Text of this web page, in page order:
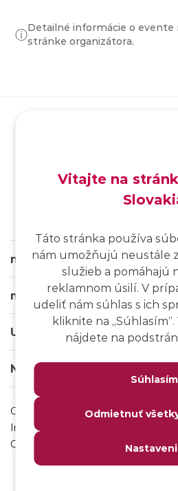
ⓘDetailné informácie o evente
stránke organizátora.
/EN /
msg life Slovakia
msg life Group
Užitočné odkazy
Naše weby
Ochrana osobných údajov
Impressum
Odhlásenie sa z msg IT komunity
Vitajte na
Táto stránka používa
nám umožňujú neustále
služieb a pomáhajú
reklamnom úsilí. V
udeliť nám súhlas s ich
kliknite na
nájdete na
Súhlasím
Odmietnuť